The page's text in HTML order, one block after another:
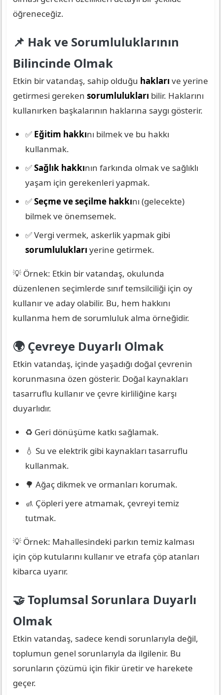
öğreneceğiz.
📌 Hak ve Sorumluluklarının
Bilincinde Olmak
Etkin bir vatandaş, sahip olduğu hakları ve yerine
getirmesi gereken sorumlulukları bilir. Haklarını
kullanırken başkalarının haklarına saygı gösterir.
✅ Eğitim hakkını bilmek ve bu hakkı
kullanmak.
✅Sağlık hakkının farkında olmak ve sağlıklı
yaşam için gerekenleri yapmak.
✅Seçme ve seçilme hakkını (gelecekte)
bilmek ve önemsemek.
✅ Vergi vermek, askerlik yapmak gibi
sorumlulukları yerine getirmek.
💡 Örnek: Etkin bir vatandaş, okulunda
düzenlenen seçimlerde sınıf temsilciliği için oy
kullanır ve aday olabilir. Bu, hem hakkını
kullanma hem de sorumluluk alma örneğidir.
🌍 Çevreye Duyarlı Olmak
Etkin vatandaş, içinde yaşadığı doğal çevrenin
korunmasına özen gösterir. Doğal kaynakları
tasarruflu kullanır ve çevre kirliliğine karşı
duyarlıdır.
♻️ Geri dönüşüme katkı sağlamak.
💧 Su ve elektrik gibi kaynakları tasarruflu
kullanmak.
🌳 Ağaç dikmek ve ormanları korumak.
🚮 Çöpleri yere atmamak, çevreyi temiz
tutmak.
💡 Örnek: Mahallesindeki parkın temiz kalması
için çöp kutularını kullanır ve etrafa çöp atanları
kibarca uyarır.
🤝 Toplumsal Sorunlara Duyarlı
Olmak
Etkin vatandaş, sadece kendi sorunlarıyla değil,
toplumun genel sorunlarıyla da ilgilenir. Bu
sorunların çözümü için fikir üretir ve harekete
geçer.